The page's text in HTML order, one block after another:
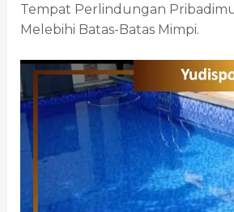
Tempat Perlindungan
Melebihi Batas-Batas Mimpi.